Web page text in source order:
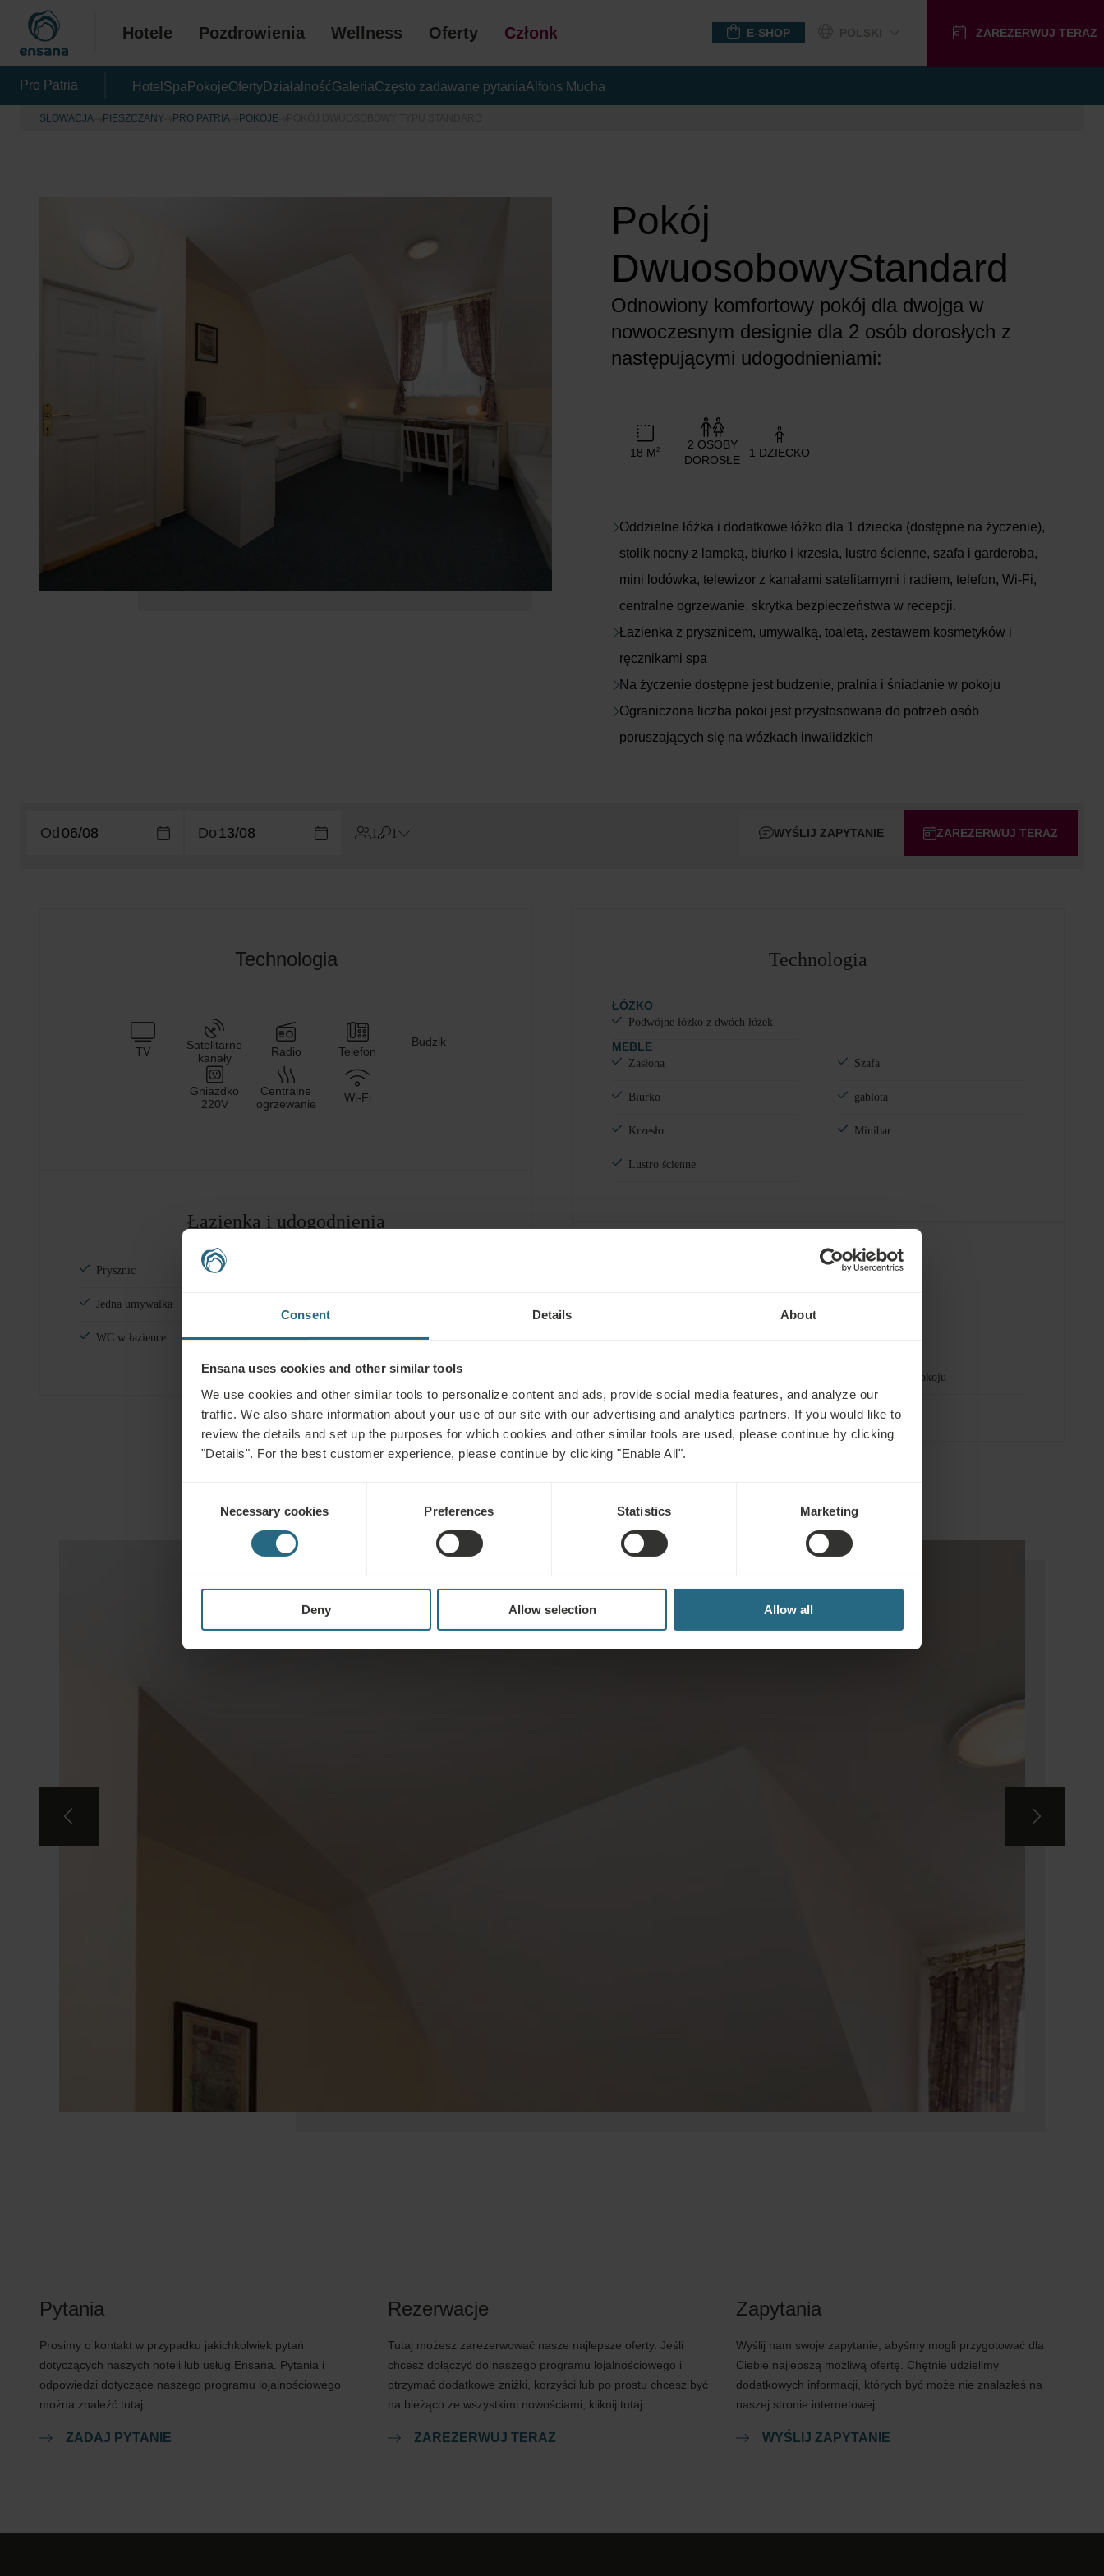
Consent Details About
Ensana uses cookies and other similar tools
We use cookies and other similar tools to personalize content and ads, provide social media features, and analyze our
traffic. We also share information about your use of our site with our advertising and analytics partners. If you would like to
review the details and set up the purposes for which cookies and other similar tools are used, please continue by clicking
"Details". For the best customer experience, please continue by clicking "Enable All".
SelectionNecessary cookies Preferences Statistics Marketing
Deny Allow selection Allow all
Hotele Pozdrowienia Wellness Oferty Członkostwo E-SHOP ZAREZERWUJ TERAZ
Pro Patria Hotel Spa PokojeOfertyDziałalnośćGaleriaCzęsto zadawane pytaniaAlfons Mucha
SŁOWACJA PIESZCZANY PRO PATRIA POKOJE
Pokój
DwuosobowyStandard
Odnowiony komfortowy pokój dla dwojga w
nowoczesnym designie dla 2 osób dorosłych z
następującymi udogodnieniami:
18 M2
2 OSOBY
DOROSŁE
1 DZIECKO
Oddzielne łóżka i dodatkowe łóżko dla 1 dziecka (dostępne na życzenie),
stolik nocny z lampką, biurko i krzesła, lustro ścienne, szafa i garderoba,
mini lodówka, telewizor z kanałami satelitarnymi i radiem, telefon, Wi-Fi,
centralne ogrzewanie, skrytka bezpieczeństwa w recepcji.
Łazienka z prysznicem, umywalką, toaletą, zestawem kosmetyków i
ręcznikami spa
Na życzenie dostępne jest budzenie, pralnia i śniadanie w pokoju
Ograniczona liczba pokoi jest przystosowana do potrzeb osób
poruszających się na wózkach inwalidzkich
Od Do 1 1 ZAREZERWUJ TERAZ
WYŚLIJ ZAPYTANIE
Technologia
TV
Satelitarne
kanały
Radio Telefon
Budzik
Gniazdko
220V
Centralne
ogrzewanie
Wi-Fi
Łazienka i udogodnienia
Prysznic
Jedna umywalka
WC w łazience
Technologia
ŁÓŻKO
Podwójne łóżko z dwóch łóżek
MEBLE
Zasłona
Biurko
Krzesło
Lustro ścienne
Szafa
gablota
Minibar
Usługi
Śniadanie w pokoju
Pytania
Prosimy o kontakt w przypadku jakichkolwiek pytań
dotyczących naszych hoteli lub usług Ensana. Pytania i
odpowiedzi dotyczące naszego programu lojalnościowego
można znaleźć tutaj.
ZADAJ PYTANIE
Rezerwacje
Tutaj możesz zarezerwować nasze najlepsze oferty. Jeśli
chcesz dołączyć do naszego programu lojalnościowego i
otrzymać dodatkowe zniżki, korzyści lub po prostu chcesz być
na bieżąco ze wszystkimi nowościami, kliknij tutaj.
ZAREZERWUJ TERAZ
Zapytania
Wyślij nam swoje zapytanie, abyśmy mogli przygotować dla
Ciebie najlepszą możliwą ofertę. Chętnie udzielimy
dodatkowych informacji, których być może nie znalazłeś na
naszej stronie internetowej.
WYŚLIJ ZAPYTANIE